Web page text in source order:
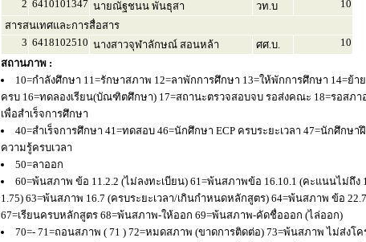
2 6410101347 นายณัฐชนน พันธุสา วท.บ
10
สารสนเทศและการสื่อสาร
3 6418102510 นางสาวจุฬาลักษณ์ สอนหล้า ศศ.บ.
10
สถานภาพ :
10=กำลังศึกษา 11=รักษาสภาพ 12=ลาพักการศึกษา 13=ให้พักการศึกษา 14=ย้
ครบ 16=ทดลองเรียน(บัณฑิตศึกษา) 17=สถานะตรวจสอบจบ รอส่งคณะ 18=รอสภา
เพื่อสำเร็จการศึกษา
40=สำเร็จการศึกษา 41=ทดสอบ 46=นักศึกษา ECP ครบระยะเวลา 47=นักศึกษ
ความรู้ครบเวลา
50=ลาออก
60=พ้นสภาพ ข้อ 11.2.2 (ไม่ลงทะเบียน) 61=พ้นสภาพข้อ 16.10.1 (คะแนนไม่ถึง
1.75) 63=พ้นสภาพ 16.7 (ครบระยะเวลา/เกินกำหนดหลักสูตร) 64=พ้นสภาพ ข้อ
67=เรียนครบหลักสูตร 68=พ้นสภาพ-ให้ออก 69=พ้นสภาพ-คัดชื่อออก (ไล่ออก)
70=- 71=ถอนสภาพ ( 71 ) 72=หมดสภาพ (ขาดการติดต่อ) 73=พ้นสภาพ ไม่ส่ง